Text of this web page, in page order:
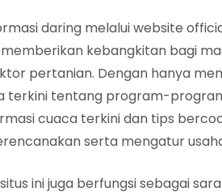
daring melalui website
memberikan kebangkitan bagi
pertanian. Dengan hanya
terkini tentang program-
cuaca terkini dan tips
serta mengatur
ini juga berfungsi sebagai